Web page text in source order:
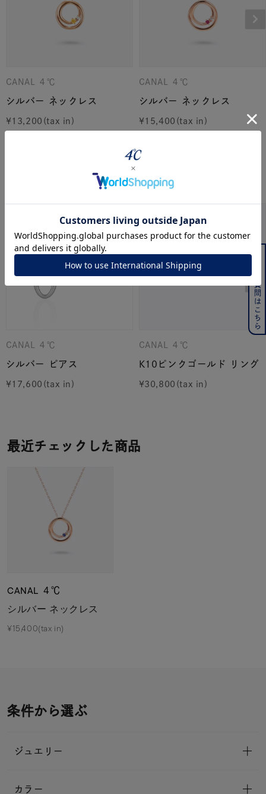
CANAL ４℃
シルバー ネックレス
¥13,200
CANAL ４℃
シルバー ネックレス
¥15,400
こちらの商品もおすすめです
CANAL ４℃
シルバー ピアス
¥17,600
CANAL ４℃
K10ピンクゴールド リング
¥30,800
最近チェックした商品
CANAL ４℃
シルバー ネックレス
¥15,400(tax in)
条件から選ぶ
ジュエリー
カラー
よくある質問はこちら